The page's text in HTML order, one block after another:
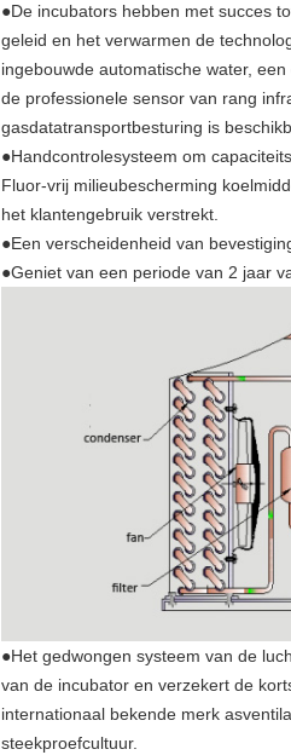
●De incubators hebben met succes
geleid en het verwarmen de
ingebouwde automatische water,
de professionele sensor van rang
gasdatatransportbesturing is
●Handcontrolesysteem om
Fluor-vrij milieubescherming
het klantengebruik verstrekt.
●Een verscheidenheid van
●Geniet van een periode van 2 jaar
●Het gedwongen systeem van de
van de incubator en verzekert de
internationaal bekende merk
steekproefcultuur.